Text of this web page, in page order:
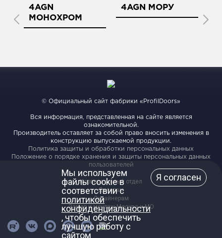
4AGN
МОНОХРОМ
4AGN МОРУ
Мы используем
файлы cookie в
соответствии с
политикой
конфиденциальности
, чтобы обеспечить
лучшую работу с
сайтом
Я согласен
© Официальный сайт фабрики «ProfilDoors»
Вся информация, представленная на сайте является
ознакомительной.
Производитель оставляет за собой право вносить изменения в
конструкцию выпускаемой продукции.
Политика защиты и обработки персональных данных
Положение о порядке хранения и защиты персональных данных
пользователей
Корпоративный отдел
Дилерам
Дизайнерам
Замер и монтаж Москва и МО